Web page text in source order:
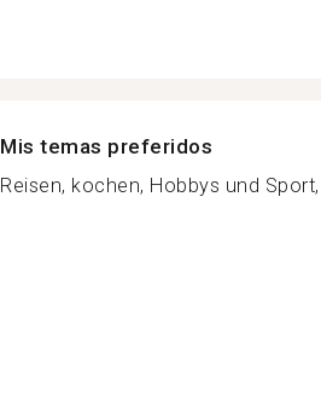
Mis temas preferidos
Reisen, kochen, Hobbys und